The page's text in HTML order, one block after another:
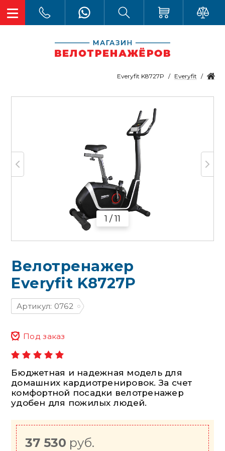
Everyfit
Everyfit K8727P
1 / 11
Велотренажер
Everyfit K8727P
Артикул: 0762
Под заказ
Бюджетная и надежная модель для
домашних кардиотренировок. За счет
комфортной посадки велотренажер
удобен для пожилых людей.
37 530 руб.